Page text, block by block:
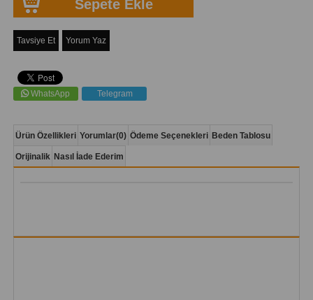
Tavsiye Et Yorum Yaz
WhatsApp Telegram
Ürün Özellikleri Yorumlar(0) Ödeme Seçenekleri Beden Tablosu
Orijinalik Nasıl İade Ederim